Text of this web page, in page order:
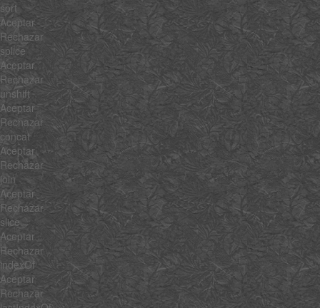
sort
Aceptar
Rechazar
splice
Aceptar
Rechazar
unshift
Aceptar
Rechazar
concat
Aceptar
Rechazar
join
Aceptar
Rechazar
slice
Aceptar
Rechazar
indexOf
Aceptar
Rechazar